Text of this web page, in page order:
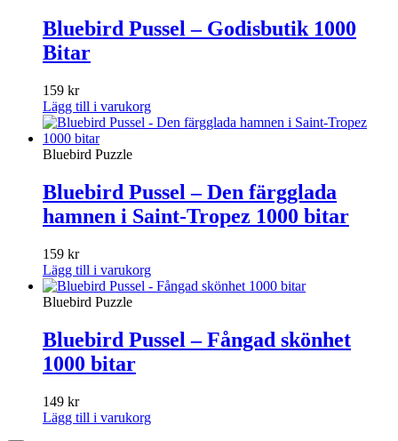
Bluebird Pussel – Godisbutik 1000
Bitar
159 kr
Lägg till i varukorg
Bluebird Puzzle
Bluebird Pussel – Den färgglada
hamnen i Saint-Tropez 1000 bitar
159 kr
Lägg till i varukorg
Bluebird Puzzle
Bluebird Pussel – Fångad skönhet
1000 bitar
149 kr
Lägg till i varukorg